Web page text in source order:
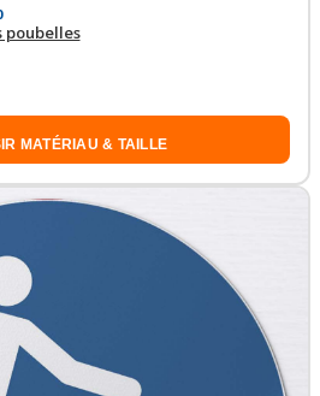
poubelles
MATÉRIAU & TAILLE